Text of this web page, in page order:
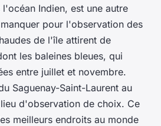
Indien, est une autre
pour l'observation des
de l'île attirent de
les baleines bleues, qui
entre juillet et novembre.
Saguenay-Saint-Laurent au
d'observation de choix. Ce
meilleurs endroits au monde